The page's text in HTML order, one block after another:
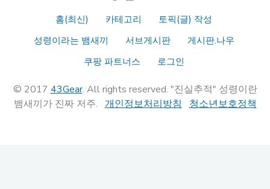
홈(최신) 카테고리
토픽(글) 작성
성령이라는 뱀새끼
서브게시판
게시판.나우
쿠팡 파트너스
로그인
© 2017 43Gear. All rights reserved. "진실추적" 성령이란
뱀새끼가 진짜 저주. 개인정보처리방침 청소년보호정책